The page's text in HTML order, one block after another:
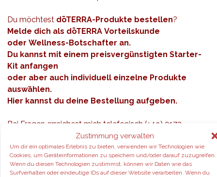
Zustimmung verwalten
Um dir ein optimales Erlebnis zu bieten, verwenden wir Technologien wie
Cookies, um Geräteinformationen zu speichern und/oder darauf zuzugreifen.
Wenn du diesen Technologien zustimmst, können wir Daten wie das
Surfverhalten oder eindeutige IDs auf dieser Website verarbeiten. Wenn du
Du möchtest dōTERRA-Produkte bestellen?
Melde dich als dōTERRA Vorteilskunde
oder Wellness-Botschafter an.
Du kannst mit einem preisvergünstigten Starter-
Kit anfangen
oder aber auch individuell einzelne Produkte
auswählen.
Hier kannst du deine Bestellung aufgeben.
Bei Fragen erreichest mich telefonisch (+49) 0172
oder via Email:hallo (at) therapeutic-oils.de
Ich freue mich auf Deinen Anruf.